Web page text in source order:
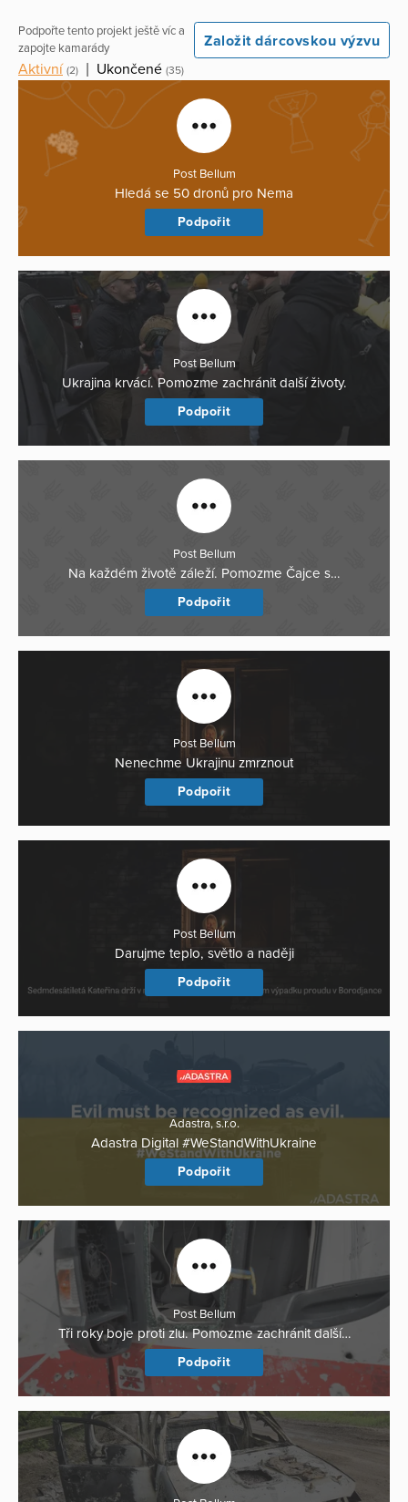
Podpořte tento projekt ještě víc a
zapojte kamarády
Založit dárcovskou výzvu
Aktivní (2) Ukončené (35)
Post Bellum
Hledá se 50 dronů pro Nema
Podpořit
Post Bellum
Ukrajina krvácí. Pomozme zachránit další životy.
Podpořit
Post Bellum
Na každém životě záleží. Pomozme Čajce s…
Podpořit
Post Bellum
Nenechme Ukrajinu zmrznout
Podpořit
Post Bellum
Darujme teplo, světlo a naději
Podpořit
Adastra, s.r.o.
Adastra Digital #WeStandWithUkraine
Podpořit
Post Bellum
Tři roky boje proti zlu. Pomozme zachránit další…
Podpořit